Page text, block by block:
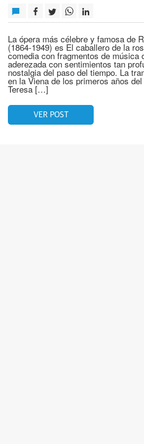
La ópera más célebre y famosa de
(1864-1949) es El caballero de la
comedia con fragmentos de música
aderezada con sentimientos tan
nostalgia del paso del tiempo. La
en la Viena de los primeros años
Teresa […]
VER POST